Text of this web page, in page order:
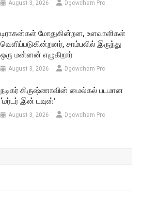
August 3, 2026 Dgowdham Pro
டிராகன்கள் மோதுகின்றன, உளவாளிகள்
வெளிப்படுகின்றனர், சாம்பலில் இருந்து
ஒரு மன்னன் எழுகிறார்
August 3, 2026 Dgowdham Pro
நடிகர் கிருஷ்ணாவின் மைல்கல் படமான
‘மர்டர் இன் டவுன்’
August 3, 2026 Dgowdham Pro